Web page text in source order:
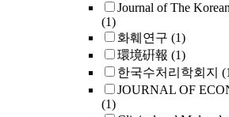
Journal of The
(1)
화훼연구 (1)
環境硏報 (1)
한국수처리학회지
JOURNAL OF
(1)